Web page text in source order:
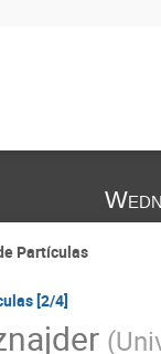
Partículas
[2/4]
(